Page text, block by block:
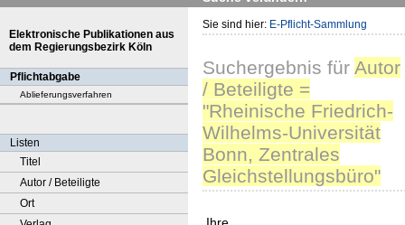
Elektronische Publikationen aus
dem Regierungsbezirk Köln
Pflichtabgabe
Ablieferungsverfahren
Listen
Titel
Autor / Beteiligte
Ort
Sie sind hier: E-Pflicht-Sammlung
Suchergebnis für Autor
/ Beteiligte =
"Rheinische Friedrich-
Wilhelms-Universität
Bonn, Zentrales
Gleichstellungsbüro"